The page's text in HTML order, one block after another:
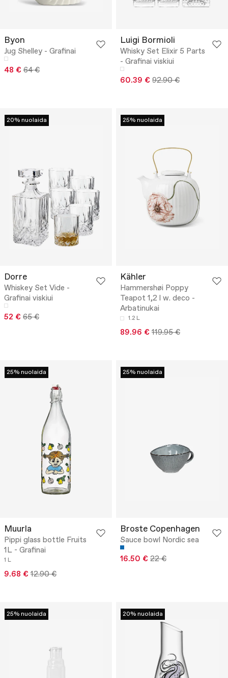
Byon
Jug Shelley - Grafinai
48 € 64 €
Luigi Bormioli
Whisky Set Elixir 5 Parts
- Grafinai viskiui
60.39 € 92.90 €
20% nuolaida
Dorre
Whiskey Set Vide -
Grafinai viskiui
52 € 65 €
25% nuolaida
Kähler
Hammershøi Poppy
Teapot 1,2 l w. deco -
Arbatinukai
1.2 L
89.96 € 119.95 €
25% nuolaida
Muurla
Pippi glass bottle Fruits
1L - Grafinai
1 L
9.68 € 12.90 €
25% nuolaida
Broste Copenhagen
Sauce bowl Nordic sea
16.50 € 22 €
25% nuolaida 20% nuolaida